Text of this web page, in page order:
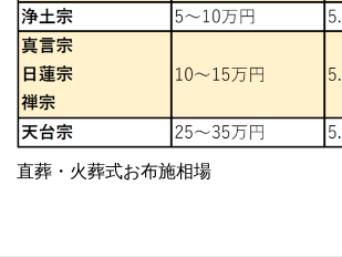
直葬・火葬式お布施相場